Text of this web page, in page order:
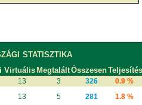
statisztika
Virtuális MegtaláltÖsszesen
13 3 326
0.9 %
13 5 281
1.8 %